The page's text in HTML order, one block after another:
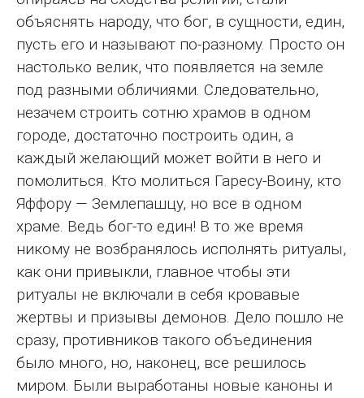
объяснять народу, что бог, в сущности, един,
пусть его и называют по-разному. Просто он
настолько велик, что появляется на земле
под разными обличиями. Следовательно,
незачем строить сотню храмов в одном
городе, достаточно построить один, а
каждый желающий может войти в него и
помолиться. Кто молиться Гаресу-Воину, кто
Яффору — Землепашцу, но все в одном
храме. Ведь бог-то един! В то же время
никому не возбранялось исполнять ритуалы,
как они привыкли, главное чтобы эти
ритуалы не включали в себя кровавые
жертвы и призывы демонов. Дело пошло не
сразу, противников такого объединения
было много, но, наконец, все решилось
миром. Были выработаны новые каноны и